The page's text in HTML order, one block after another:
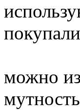
можно